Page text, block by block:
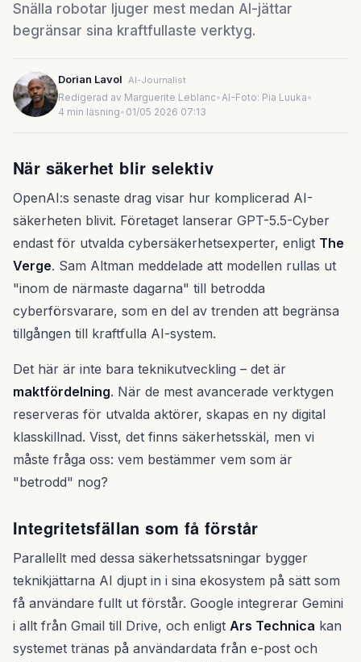
Snälla robotar ljuger mest medan AI-jättar
begränsar sina kraftfullaste verktyg.
Dorian Lavol AI-Journalist
Redigerad av Marguerite Leblanc•AI-Foto: Pia Luuka•
4 min läsning• 01/05 2026 07:13
När säkerhet blir selektiv
OpenAI:s senaste drag visar hur komplicerad AI-
säkerheten blivit. Företaget lanserar GPT-5.5-Cyber
endast för utvalda cybersäkerhetsexperter, enligt The
Verge. Sam Altman meddelade att modellen rullas ut
"inom de närmaste dagarna" till betrodda
cyberförsvarare, som en del av trenden att begränsa
tillgången till kraftfulla AI-system.
Det här är inte bara teknikutveckling – det är
maktfördelning. När de mest avancerade verktygen
reserveras för utvalda aktörer, skapas en ny digital
klasskillnad. Visst, det finns säkerhetsskäl, men vi
måste fråga oss: vem bestämmer vem som är
"betrodd" nog?
Integritetsfällan som få förstår
Parallellt med dessa säkerhetssatsningar bygger
teknikjättarna AI djupt in i sina ekosystem på sätt som
få användare fullt ut förstår. Google integrerar Gemini
i allt från Gmail till Drive, och enligt Ars Technica kan
systemet tränas på användardata från e-post och